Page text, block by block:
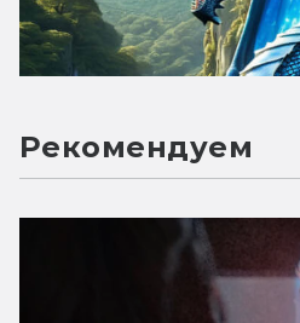
Рекомендуем